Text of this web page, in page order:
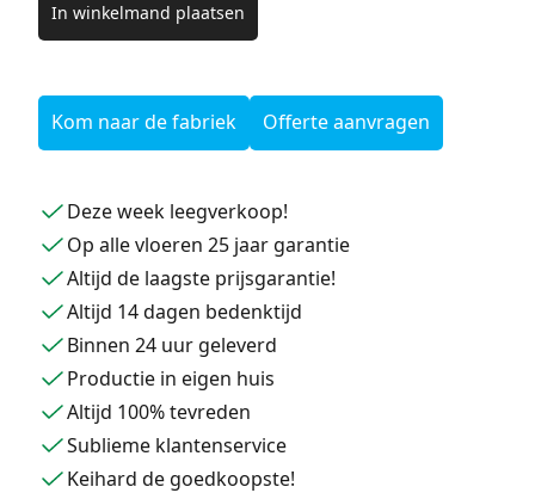
In winkelmand plaatsen
Kom naar de fabriek Offerte aanvragen
Deze week leegverkoop!
Op alle vloeren 25 jaar garantie
Altijd de laagste prijsgarantie!
Altijd 14 dagen bedenktijd
Binnen 24 uur geleverd
Productie in eigen huis
Altijd 100% tevreden
Sublieme klantenservice
Keihard de goedkoopste!